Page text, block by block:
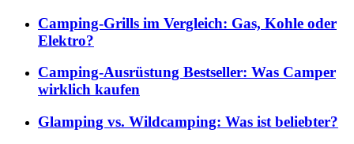
Camping-Grills im Vergleich: Gas, Kohle oder
Elektro?
Camping-Ausrüstung Bestseller: Was Camper
wirklich kaufen
Glamping vs. Wildcamping: Was ist beliebter?